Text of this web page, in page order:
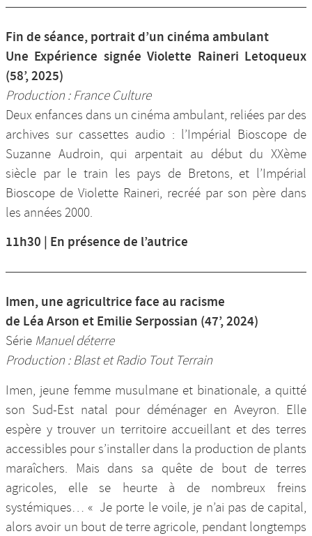
Fin de séance, portrait d’un cinéma ambulant
Une Expérience signée Violette Raineri Letoqueux
(58’, 2025)
Production : France Culture
Deux enfances dans un cinéma ambulant, reliées par des
archives sur cassettes audio : l’Impérial Bioscope de
Suzanne Audroin, qui arpentait au début du XXème
siècle par le train les pays de Bretons, et l’Impérial
Bioscope de Violette Raineri, recréé par son père dans
les années 2000.
11h30 | En présence de l’autrice
Imen, une agricultrice face au racisme
de Léa Arson et Emilie Serpossian (47’, 2024)
Série Manuel déterre
Production : Blast et Radio Tout Terrain
Imen, jeune femme musulmane et binationale, a quitté
son Sud-Est natal pour déménager en Aveyron. Elle
espère y trouver un territoire accueillant et des terres
accessibles pour s’installer dans la production de plants
maraîchers. Mais dans sa quête de bout de terres
agricoles, elle se heurte à de nombreux freins
systémiques… « Je porte le voile, je n’ai pas de capital,
alors avoir un bout de terre agricole, pendant longtemps